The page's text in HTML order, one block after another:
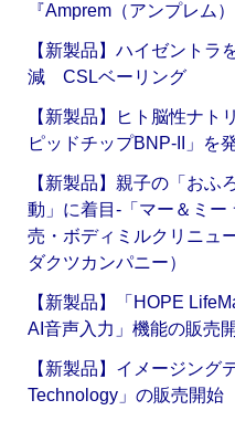
『Amprem（アンプレム
【新製品】ハイゼントラ
減 CSLベーリング
【新製品】ヒト脳性ナト
ピッドチップBNP-II」
【新製品】親子の「おふ
動」に着目‐「マー＆ミ
売・ボディミルクリニュ
ダクツカンパニー）
【新製品】「HOPE
AI音声入力」機能の販売
【新製品】イメージング
Technology」の販売開